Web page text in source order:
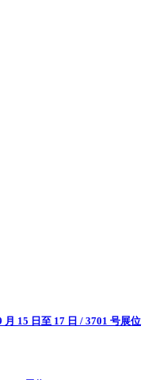
月 15 日至 17 日 / 3701 号展位